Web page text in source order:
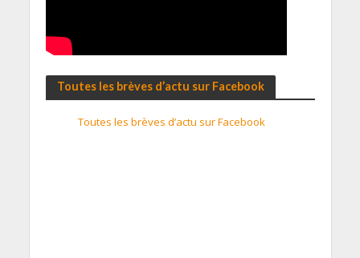
Toutes les brèves d’actu sur Facebook
Toutes les brèves d’actu sur Facebook